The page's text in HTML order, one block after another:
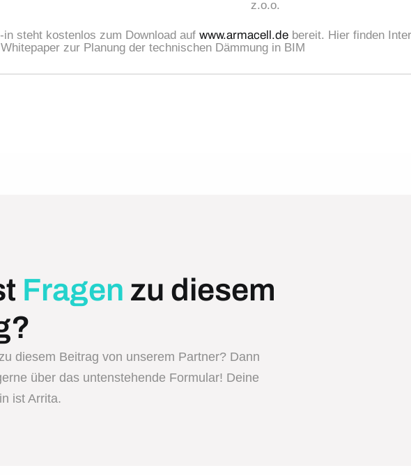
z.o.o.
in steht kostenlos zum Download auf www.armacell.de bereit. Hier finden
zur Planung der technischen Dämmung in BIM
Fragen zu diesem
diesem Beitrag von unserem Partner? Dann
über das untenstehende Formular! Deine
ist Arrita.